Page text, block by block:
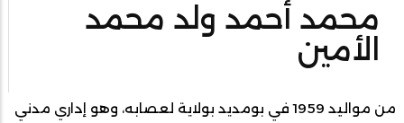
محمد أحمد ولد محمد
الأمين
من مواليد 1959 في بومديد بولاية لعصابه، وهو إداري مدني